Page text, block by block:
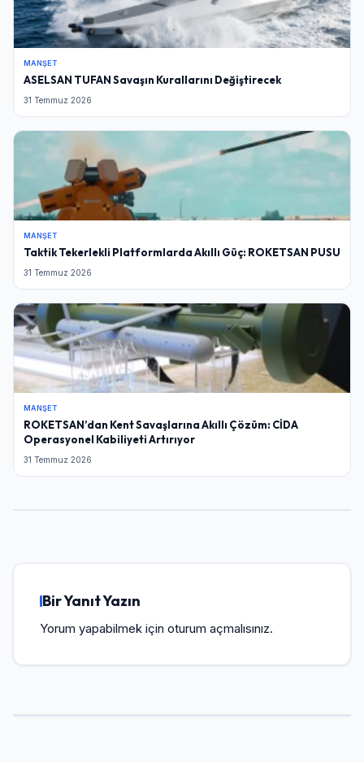
MANŞET
ASELSAN TUFAN Savaşın Kurallarını Değiştirecek
31 Temmuz 2026
MANŞET
Taktik Tekerlekli Platformlarda Akıllı Güç: ROKETSAN PUSU
31 Temmuz 2026
MANŞET
ROKETSAN’dan Kent Savaşlarına Akıllı Çözüm: CİDA
Operasyonel Kabiliyeti Artırıyor
31 Temmuz 2026
Bir Yanıt Yazın
Yorum yapabilmek için oturum açmalısınız.